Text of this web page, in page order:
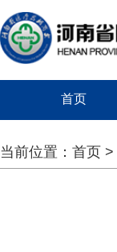
首页
当前位置： 首页 >